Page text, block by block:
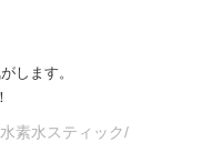
します。
素水スティック/